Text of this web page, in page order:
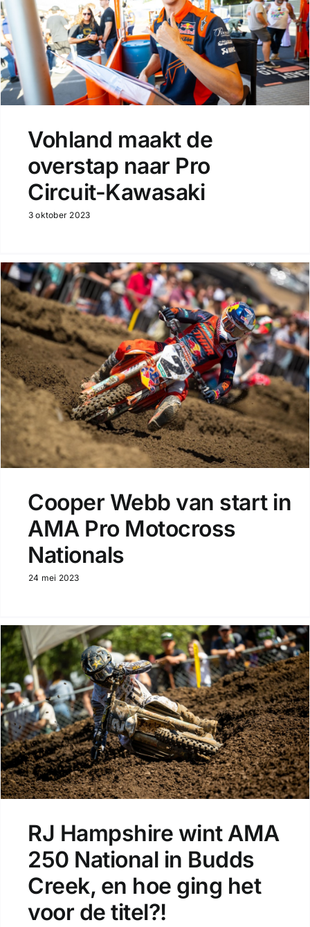
Vohland maakt de
overstap naar Pro
Circuit-Kawasaki
3 oktober 2023
Cooper Webb van start in
AMA Pro Motocross
Nationals
24 mei 2023
RJ Hampshire wint AMA
250 National in Budds
Creek, en hoe ging het
voor de titel?!